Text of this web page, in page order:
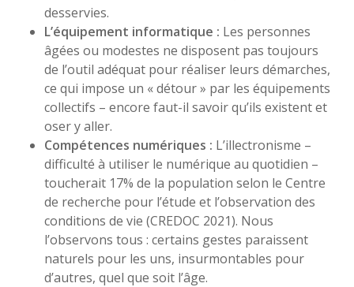
desservies.
L’équipement informatique : Les personnes
âgées ou modestes ne disposent pas toujours
de l’outil adéquat pour réaliser leurs démarches,
ce qui impose un « détour » par les équipements
collectifs – encore faut-il savoir qu’ils existent et
oser y aller.
Compétences numériques : L’illectronisme –
difficulté à utiliser le numérique au quotidien –
toucherait 17% de la population selon le Centre
de recherche pour l’étude et l’observation des
conditions de vie (CREDOC 2021). Nous
l’observons tous : certains gestes paraissent
naturels pour les uns, insurmontables pour
d’autres, quel que soit l’âge.